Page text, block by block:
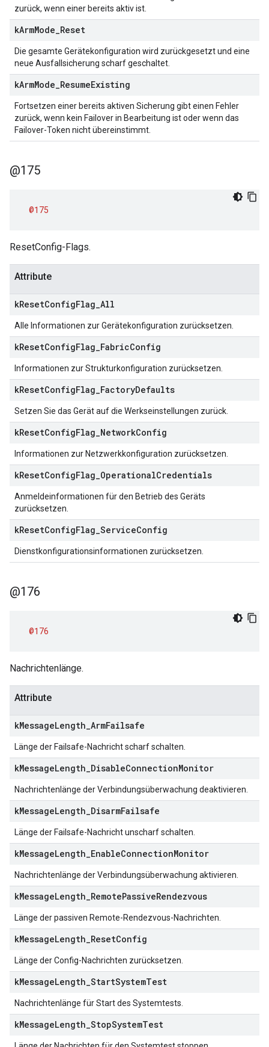
zurück, wenn einer bereits aktiv ist.
kArmMode Reset
Die gesamte Gerätekonfiguration wird zurückgesetzt und eine
neue Ausfallsicherung scharf geschaltet.
kArmMode ResumeExisting
Fortsetzen einer bereits aktiven Sicherung gibt einen Fehler
zurück, wenn kein Failover in Bearbeitung ist oder wenn das
Failover-Token nicht übereinstimmt.
@175
@175
ResetConfig-Flags.
Attribute
kResetConfigFlag All
Alle Informationen zur Gerätekonfiguration zurücksetzen.
kResetConfigFlag FabricConfig
Informationen zur Strukturkonfiguration zurücksetzen.
kResetConfigFlag FactoryDefaults
Setzen Sie das Gerät auf die Werkseinstellungen zurück.
kResetConfigFlag NetworkConfig
Informationen zur Netzwerkkonfiguration zurücksetzen.
kResetConfigFlag OperationalCredentials
Anmeldeinformationen für den Betrieb des Geräts
zurücksetzen.
kResetConfigFlag ServiceConfig
Dienstkonfigurationsinformationen zurücksetzen.
@176
@176
Nachrichtenlänge.
Attribute
kMessageLength ArmFailsafe
Länge der Failsafe-Nachricht scharf schalten.
kMessageLength DisableConnectionMonitor
Nachrichtenlänge der Verbindungsüberwachung deaktivieren.
kMessageLength DisarmFailsafe
Länge der Failsafe-Nachricht unscharf schalten.
kMessageLength EnableConnectionMonitor
Nachrichtenlänge der Verbindungsüberwachung aktivieren.
kMessageLength RemotePassiveRendezvous
Länge der passiven Remote-Rendezvous-Nachrichten.
kMessageLength ResetConfig
Länge der Config-Nachrichten zurücksetzen.
kMessageLength StartSystemTest
Nachrichtenlänge für Start des Systemtests.
kMessageLength StopSystemTest